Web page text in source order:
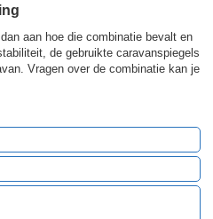
aan hoe die combinatie bevalt en
de gebruikte caravanspiegels
Vragen over de combinatie kan je